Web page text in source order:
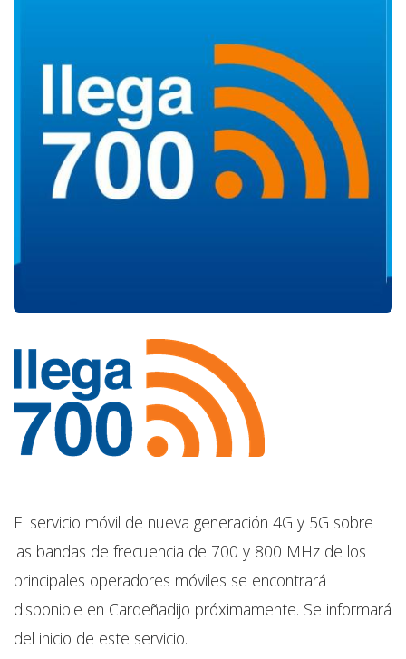
El servicio móvil de nueva generación 4G y 5G sobre
las bandas de frecuencia de 700 y 800 MHz de los
principales operadores móviles se encontrará
disponible en Cardeñadijo próximamente. Se informará
del inicio de este servicio.